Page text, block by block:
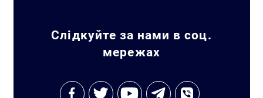
Слідкуйте за нами в соц.
мережах